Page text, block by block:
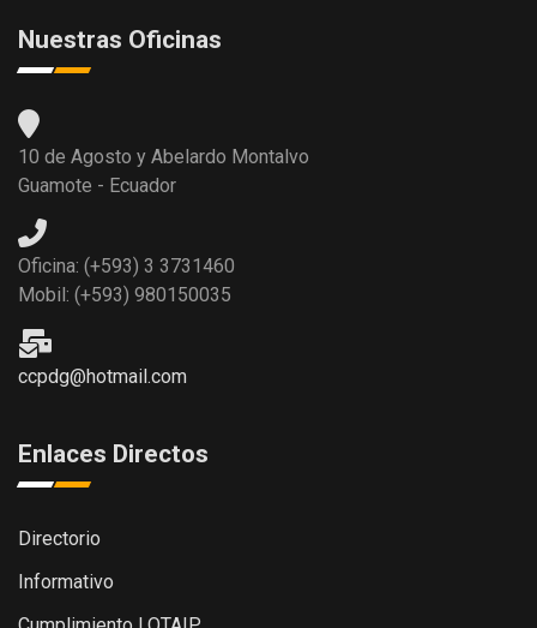
Nuestras Oficinas
10 de Agosto y Abelardo Montalvo
Guamote - Ecuador
Oficina: (+593) 3 3731460
Mobil: (+593) 980150035
ccpdg@hotmail.com
Enlaces Directos
Directorio
Informativo